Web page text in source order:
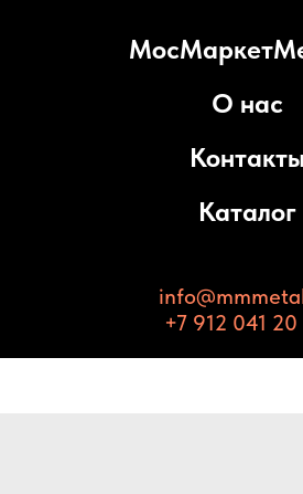
О нас
Контакты
Каталог
+7 912 041